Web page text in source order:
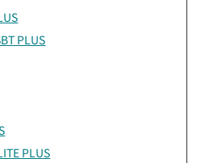
PLUS
PLUS